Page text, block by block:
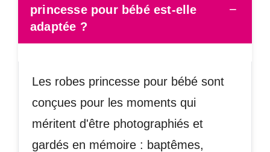
princesse pour bébé est-elle
adaptée ?
−
Les robes princesse pour bébé sont
conçues pour les moments qui
méritent d'être photographiés et
gardés en mémoire : baptêmes,